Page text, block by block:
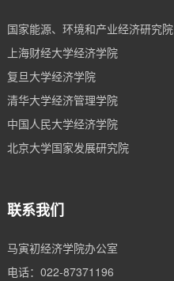
国家能源、环境和产业经济研究院
上海财经大学经济学院
复旦大学经济学院
清华大学经济管理学院
中国人民大学经济学院
北京大学国家发展研究院
联系我们
马寅初经济学院办公室
电话：022-87371196